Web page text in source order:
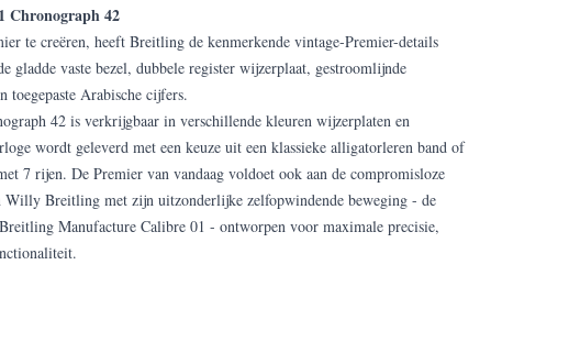
Chronograph 42
te creëren, heeft Breitling de kenmerkende vintage-Premier-details
gladde vaste bezel, dubbele register wijzerplaat, gestroomlijnde
toegepaste Arabische cijfers.
42 is verkrijgbaar in verschillende kleuren wijzerplaten en
wordt geleverd met een keuze uit een klassieke alligatorleren band of
7 rijen. De Premier van vandaag voldoet ook aan de compromisloze
Willy Breitling met zijn uitzonderlijke zelfopwindende beweging - de
Manufacture Calibre 01 - ontworpen voor maximale precisie,